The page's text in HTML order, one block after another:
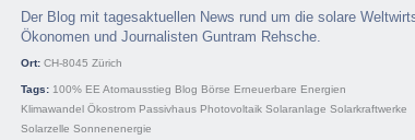
Der Blog mit tagesaktuellen News rund um die solare
Ökonomen und Journalisten Guntram Rehsche.
Ort: CH-8045 Zürich
Tags: 100% EE Atomausstieg Blog Börse Erneuerbare Energien
Klimawandel Ökostrom Passivhaus Photovoltaik Solaranlage Solarkraftwerke
Solarzelle Sonnenenergie